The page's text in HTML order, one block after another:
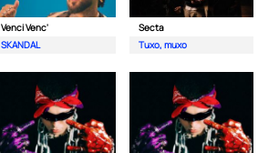
Venci Venc'
SKANDAL
Secta
Тихо, тихо